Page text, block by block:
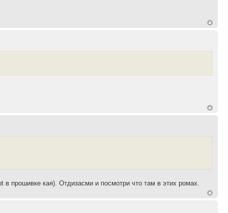
в прошивке кая). Отдизасми и посмотри что там в этих ромах.